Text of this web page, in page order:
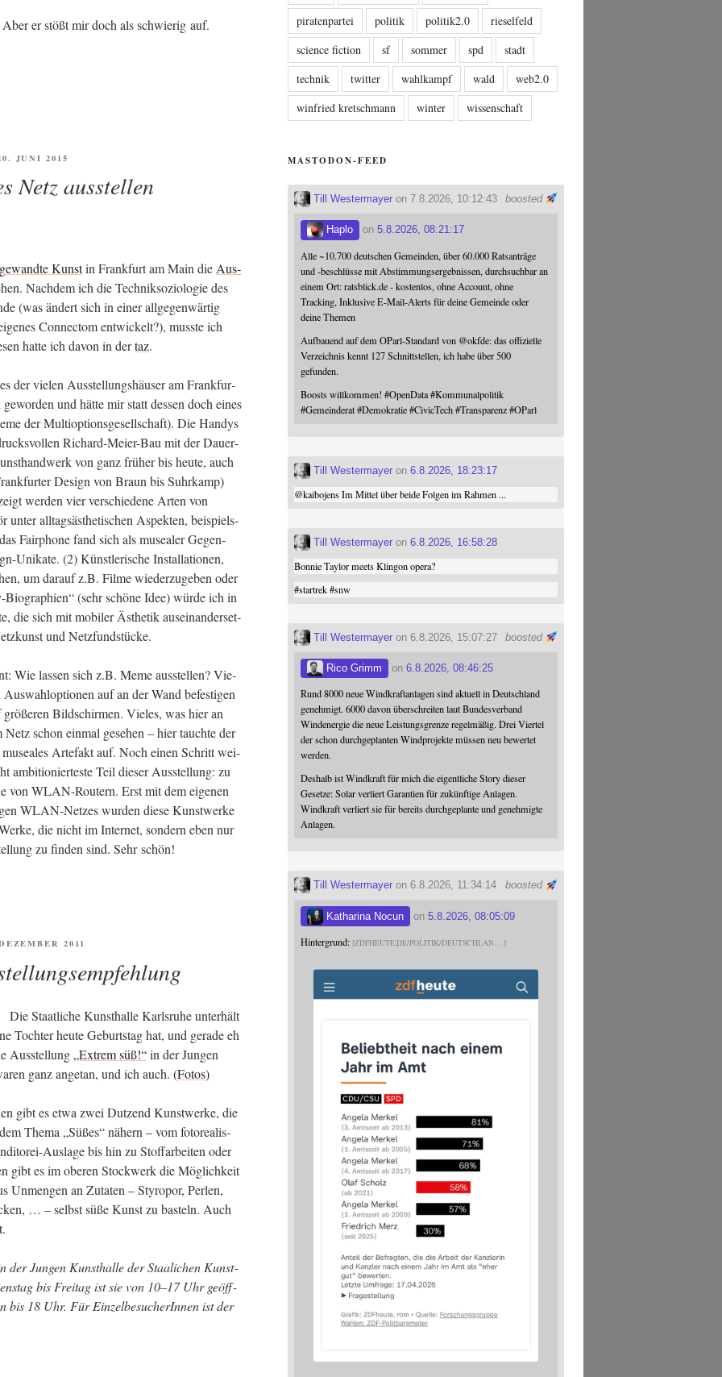
er stößt mir doch als schwie­rig auf.
JUNI 2015
Netz ausstellen
Kunstin Frank­furt am Main dieAus­
Nach­dem ich die Tech­nik­so­zio­lo­gie des
(was ändert sich in einer all­ge­gen­wär­tig
Con­nec­tom ent­wi­ckelt?), muss­te ich
hat­te ich davon in dertaz.
der vie­len Aus­stel­lungs­häu­ser am Frank­fur­
und hät­te mir statt des­sen doch eines
der Mul­ti­op­ti­ons­ge­sell­schaft). Die Han­dys
Richard-Mei­er-Bau mit der Dau­er­
von ganz frü­her bis heu­te, auch
Design von Braun bis Suhr­kamp)
wer­den vier ver­schie­de­ne Arten von
all­tags­äs­the­ti­schen Aspek­ten, bei­spiels­
Fair­pho­ne fand sich als musea­ler Gegen­
Uni­ka­te. (2) Künst­le­ri­sche Instal­la­tio­nen,
um dar­auf z.B. Fil­me wie­der­zu­ge­ben oder
(sehr schö­ne Idee) wür­de ich in
die sich mit mobi­ler Ästhe­tik aus­ein­an­der­set­
und Netzfundstücke.
Wie las­sen sich z.B. Meme aus­stel­len? Vie­
auf an der Wand befes­ti­gen
Bild­schir­men. Vie­les, was hier an
schon ein­mal gese­hen – hier tauch­te der
Arte­fakt auf. Noch einen Schritt wei­
ambi­tio­nier­tes­te Teil die­ser Aus­stel­lung: zu
von WLAN-Rou­tern. Erst mit dem eige­nen
WLAN-Net­zes wur­den die­se Kunst­wer­ke
die nicht im Inter­net, son­dern eben nur
zu fin­den sind. Sehr schön!
2011
Die Staat­li­che Kunst­hal­le Karls­ru­he unter­hält
Toch­ter heu­te Geburts­tag hat, und gera­de eh
Aus­stel­lung „Extrem süß!“in der Jun­gen
ganz ange­tan, und ich auch. (Fotos)
gibt es etwa zwei Dut­zend Kunst­wer­ke, die
The­ma „Süßes“ nähern – vom foto­rea­lis­
Aus­la­ge bis hin zu Stoff­ar­bei­ten oder
gibt es im obe­ren Stock­werk die Mög­lich­keit
Unmen­gen an Zuta­ten – Sty­ro­por, Per­len,
… – selbst süße Kunst zu bas­teln. Auch
der Jun­gen Kunst­hal­le der Staa­li­chen Kunst­
bis Frei­tag ist sie von 10–17 Uhr geöff­
bis 18 Uhr. Für Ein­zel­be­su­che­rIn­nen ist der
piratenpartei
politik politik2.0
rieselfeld
science fiction
sf sommer spd
stadt
technik
twitter wahlkampf wald
web2.0
winfried kretschmann
winter wissenschaft
MASTODON-FEED
boosted
Till Westermayer on 7.8.2026, 10:12:43
Haplo on5.8.2026, 08:21:17
Alle ~10.700 deutschen Gemeinden, über 60.000 Ratsanträge
und -beschlüsse mit Abstimmungsergebnissen, durchsuchbar an
einem Ort: ratsblick.de - kostenlos, ohne Account, ohne
Tracking, Inklusive E-Mail-Alerts für deine Gemeinde oder
deine Themen
Aufbauend auf dem OParl-Standard von @okfde: das offizielle
Verzeichnis kennt 127 Schnittstellen, ich habe über 500
gefunden.
Boosts willkommen!#OpenData #Kommunalpolitik
#Gemeinderat #Demokratie #CivicTech #Transparenz #OParl
Till Westermayer on6.8.2026, 18:23:17
@kaibojensIm Mittel über beide Folgen im Rahmen ...
Till Westermayer on6.8.2026, 16:58:28
Bonnie Taylor meets Klingon opera?
#startrek #snw
boosted
Till Westermayer on 6.8.2026, 15:07:27
Rico Grimm on6.8.2026, 08:46:25
Rund 8000 neue Windkraftanlagen sind aktuell in Deutschland
genehmigt. 6000 davon überschreiten laut Bundesverband
Windenergie die neue Leistungsgrenze regelmäßig. Drei Viertel
der schon durchgeplanten Windprojekte müssen neu bewertet
werden.
Deshalb ist Windkraft für mich die eigentliche Story dieser
Gesetze: Solar verliert Garantien für zukünftige Anlagen.
Windkraft verliert sie für bereits durchgeplante und genehmigte
Anlagen.
boosted
Till Westermayer on 6.8.2026, 11:34:14
Katharina Nocun on5.8.2026, 08:05:09
Hintergrund: ZDFHEUTE.DE/POLITIK/DEUTSCHLAN